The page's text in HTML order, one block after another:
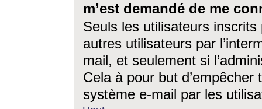
m’est demandé de me
Seuls les utilisateurs
autres utilisateurs par
mail, et seulement si
Cela à pour but
système e-mail par les